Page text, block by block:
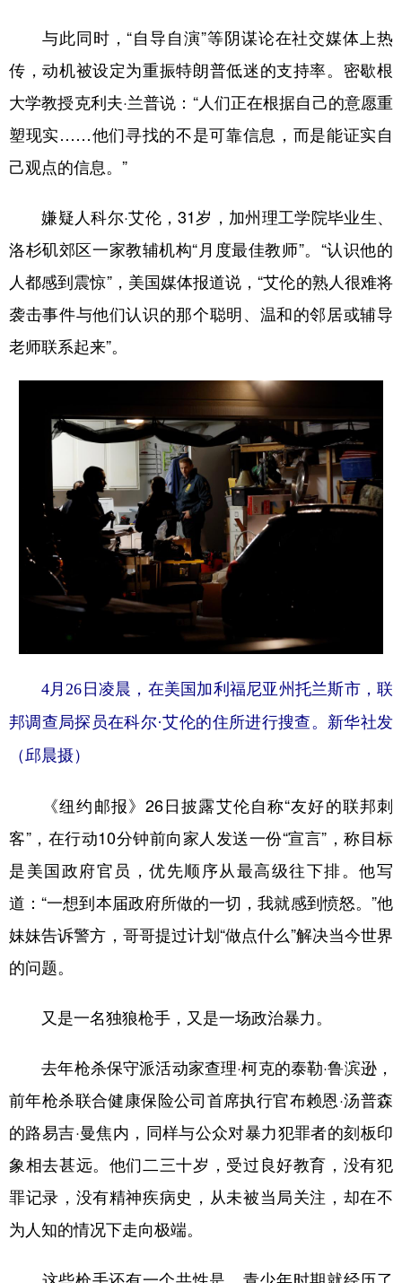
与此同时，“自导自演”等阴谋论在社交媒体上热
传，动机被设定为重振特朗普低迷的支持率。密歇根
大学教授克利夫·兰普说：“人们正在根据自己的意愿重
塑现实……他们寻找的不是可靠信息，而是能证实自
己观点的信息。”
嫌疑人科尔·艾伦，31岁，加州理工学院毕业生、
洛杉矶郊区一家教辅机构“月度最佳教师”。“认识他的
人都感到震惊”，美国媒体报道说，“艾伦的熟人很难将
袭击事件与他们认识的那个聪明、温和的邻居或辅导
老师联系起来”。
4月26日凌晨，在美国加利福尼亚州托兰斯市，联
邦调查局探员在科尔·艾伦的住所进行搜查。新华社发
（邱晨摄）
《纽约邮报》26日披露艾伦自称“友好的联邦刺
客”，在行动10分钟前向家人发送一份“宣言”，称目标
是美国政府官员，优先顺序从最高级往下排。他写
道：“一想到本届政府所做的一切，我就感到愤怒。”他
妹妹告诉警方，哥哥提过计划“做点什么”解决当今世界
的问题。
又是一名独狼枪手，又是一场政治暴力。
去年枪杀保守派活动家查理·柯克的泰勒·鲁滨逊，
前年枪杀联合健康保险公司首席执行官布赖恩·汤普森
的路易吉·曼焦内，同样与公众对暴力犯罪者的刻板印
象相去甚远。他们二三十岁，受过良好教育，没有犯
罪记录，没有精神疾病史，从未被当局关注，却在不
为人知的情况下走向极端。
这些枪手还有一个共性是，青少年时期就经历了